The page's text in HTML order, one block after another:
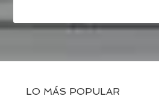
LO MÁS POPULAR